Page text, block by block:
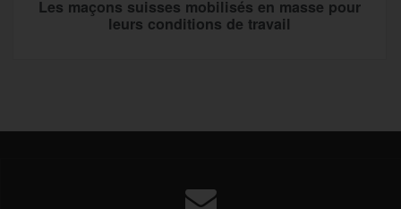
Les maçons suisses mobilisés en masse pour
leurs conditions de travail